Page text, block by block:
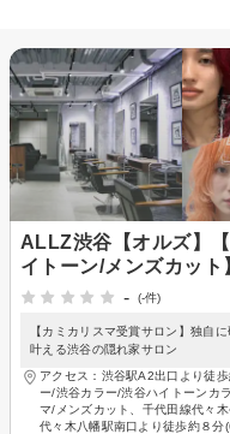
ALLZ渋谷【オルズ】
イトーン/メンズカット
-
(-件)
【カミカリスマ受賞サロン】独自
叶える渋谷の隠れ家サロン
アクセス：渋谷駅A2出口より徒
ー/渋谷カラー/渋谷ハイトーンカ
マ/メンズカット、千代田線代々
代々木八幡駅南口より徒歩約８